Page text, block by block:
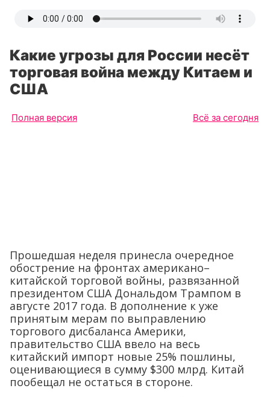
Какие угрозы для России несёт
торговая война между Китаем и
США
Полная версия Всё за сегодня
Прошедшая неделя принесла очередное
обострение на фронтах американо–
китайской торговой войны, развязанной
президентом США Дональдом Трампом в
августе 2017 года. В дополнение к уже
принятым мерам по выправлению
торгового дисбаланса Америки,
правительство США ввело на весь
китайский импорт новые 25% пошлины,
оценивающиеся в сумму $300 млрд. Китай
пообещал не остаться в стороне.